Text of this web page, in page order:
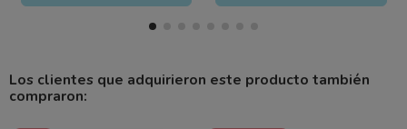
Los clientes que adquirieron este producto también
compraron: